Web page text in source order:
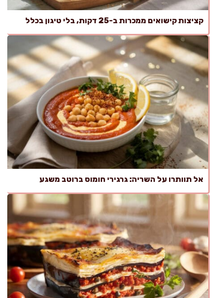
קציצות קישואים ממכרות ב-25 דקות, בלי טיגון בכלל
אל תוותרו על השריה: גרגירי חומוס ברוטב משגע